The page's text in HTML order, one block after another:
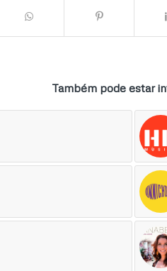
Também pode estar